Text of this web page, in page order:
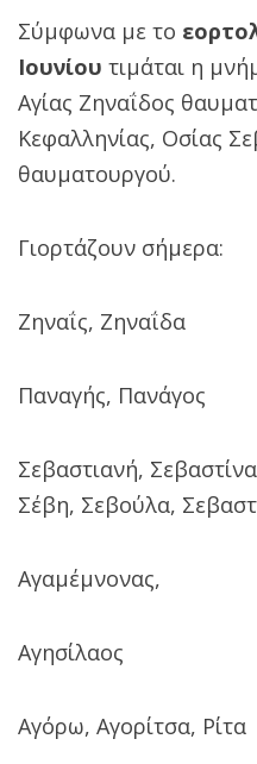
Σύμφωνα με το
Ιουνίου τιμάται η
Αγίας Ζηναΐδος
Κεφαλληνίας, Οσίας
θαυματουργού.
Γιορτάζουν σήμερα:
Ζηναΐς, Ζηναΐδα
Παναγής, Πανάγος
Σεβαστιανή,
Σέβη, Σεβούλα,
Αγαμέμνονας,
Αγησίλαος
Αγόρω, Αγορίτσα, Ρίτα